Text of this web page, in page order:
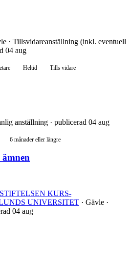
· Tillsvidareanställning (inkl. eventuell
04 aug
Heltid Tills vidare
anställning · publicerad 04 aug
6 månader eller längre
KURS-
UNIVERSITET · Gävle ·
04 aug